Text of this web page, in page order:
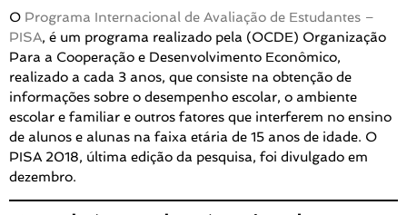
O Programa Internacional de Avaliação de Estudantes –
PISA, é um programa realizado pela (OCDE) Organização
Para a Cooperação e Desenvolvimento Econômico,
realizado a cada 3 anos, que consiste na obtenção de
informações sobre o desempenho escolar, o ambiente
escolar e familiar e outros fatores que interferem no ensino
de alunos e alunas na faixa etária de 15 anos de idade. O
PISA 2018, última edição da pesquisa, foi divulgado em
dezembro.